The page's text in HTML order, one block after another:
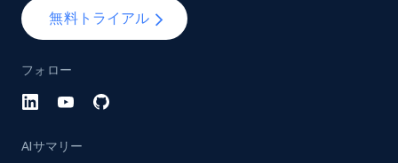
URL, Title, Rating, Reviews, Initial price, Final
price, Currency, Stock, and more.
無料トライアル
フォロー
AIサマリー